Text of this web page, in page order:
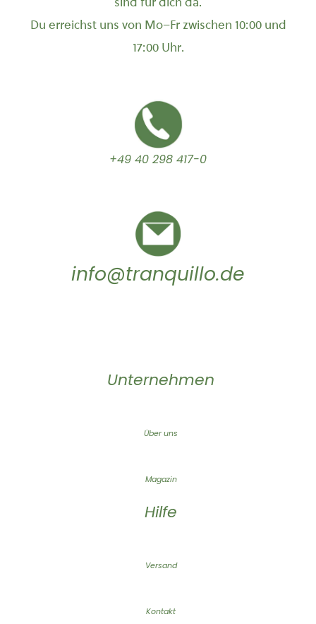
Du erreichst uns von Mo–Fr zwischen 10:00 und
17:00 Uhr.
+49 40 298 417-0
info@tranquillo.de
Unternehmen
Über uns
Magazin
Hilfe
Versand
Kontakt